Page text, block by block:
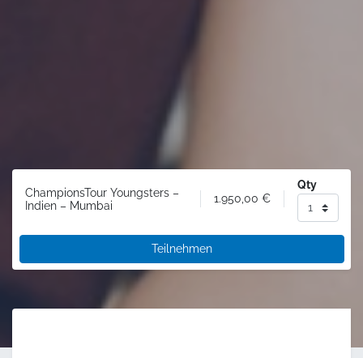
ChampionsTour Youngsters –
Indien – Mumbai
1.950,00 €
Qty
Teilnehmen